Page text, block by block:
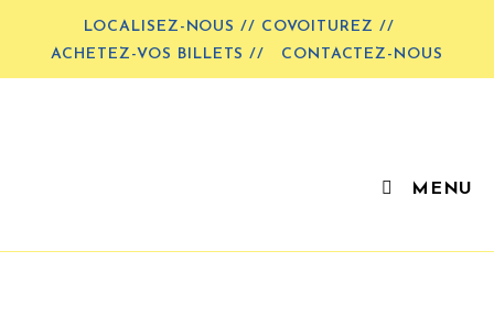
LOCALISEZ-NOUS // COVOITUREZ //
ACHETEZ-VOS BILLETS //
CONTACTEZ-NOUS
MENU